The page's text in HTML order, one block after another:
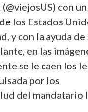
con un
los Estados
y con la ayuda de
en las
se le caen los
por los
del mandatario